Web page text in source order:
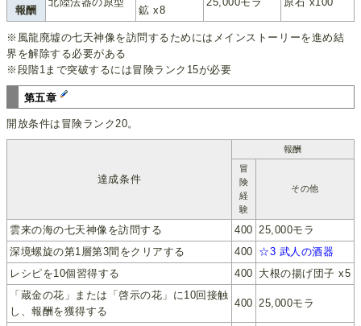
報酬
鉱 x8
※風龍廃墟の七天神像を訪問するためにはメインストーリーを進め結
界を解除する必要がある
※段階1まで突破するには冒険ランク15が必要
第五章
開放条件は冒険ランク20。
達成条件
報酬
冒
険
経
験
その他
雲来の海の七天神像を訪問する 400 25,000モラ
深境螺旋の第1層第3間をクリアする
400 ☆3 武人の酒器
レシピを10個習得する
400 大根の揚げ団子 x5
「蔵金の花」または「啓示の花」に10回接触
し、報酬を獲得する
400 25,000モラ